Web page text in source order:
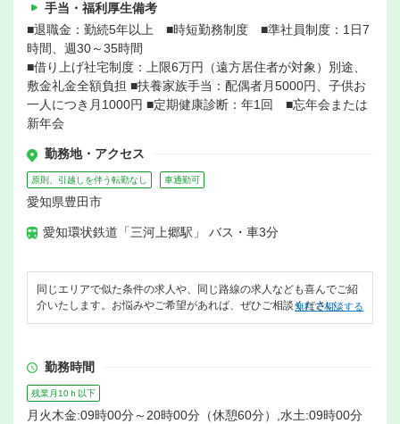
手当・福利厚生備考
■退職金：勤続5年以上 ■時短勤務制度 ■準社員制度：1日7
時間、週30～35時間
■借り上げ社宅制度：上限6万円（遠方居住者が対象）別途、
敷金礼金全額負担 ■扶養家族手当：配偶者月5000円、子供お
一人につき月1000円 ■定期健康診断：年1回 ■忘年会または
新年会
勤務地・アクセス
原則、引越しを伴う転勤なし 車通勤可
愛知県豊田市
愛知環状鉄道「三河上郷駅」 バス・車3分
同じエリアで似た条件の求人や、同じ路線の求人なども喜んでご紹
介いたします。お悩みやご希望があれば、ぜひご相談ください。
無料で相談する
勤務時間
残業月10ｈ以下
月火木金:09時00分～20時00分（休憩60分）,水土:09時00分